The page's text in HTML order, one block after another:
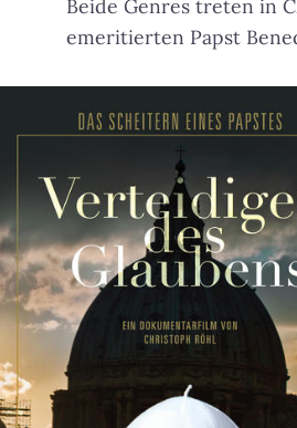
Beide Genres treten in
emeritierten Papst